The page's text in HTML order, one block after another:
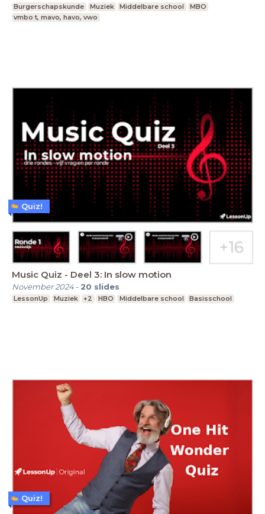
Burgerschapskunde Muziek Middelbare school
MBO
vmbo t, mavo, havo, vwo
Music Quiz - Deel 3: In slow motion
November 2024- 20 slides
LessonUp Muziek +2 HBO Middelbare school Basisschool
Quiz!
Quiz!